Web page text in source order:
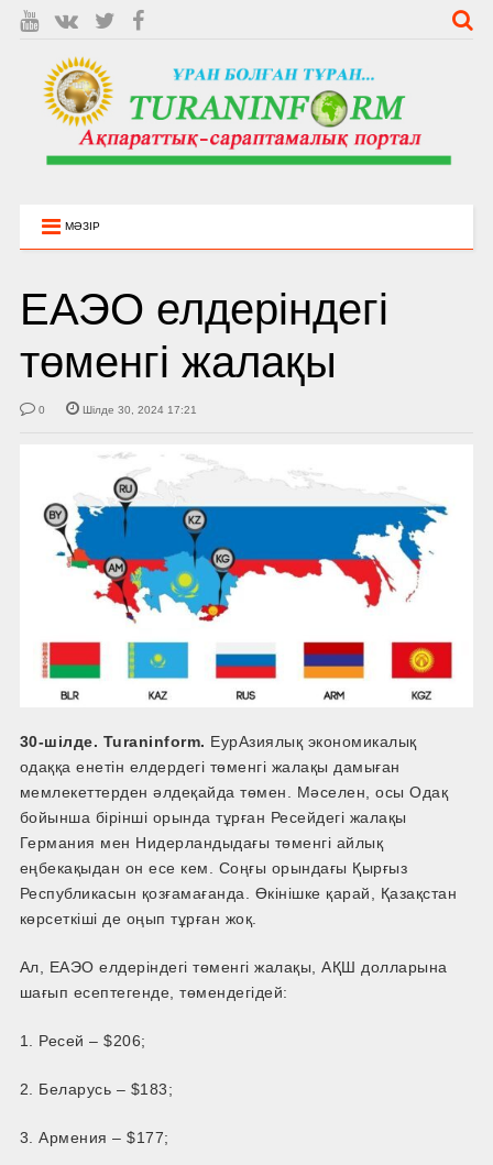
МӘЗІР
ЕАЭО елдеріндегі
төменгі жалақы
0 Шілде 30, 2024 17:21
30-шілде. Turaninform. ЕурАзиялық экономикалық
одаққа енетін елдердегі төменгі жалақы дамыған
мемлекеттерден әлдеқайда төмен. Мәселен, осы Одақ
бойынша бірінші орында тұрған Ресейдегі жалақы
Германия мен Нидерландыдағы төменгі айлық
еңбекақыдан он есе кем. Соңғы орындағы Қырғыз
Республикасын қозғамағанда. Өкінішке қарай, Қазақстан
көрсеткіші де оңып тұрған жоқ.
Ал, ЕАЭО елдеріндегі төменгі жалақы, АҚШ долларына
шағып есептегенде, төмендегідей:
1. Ресей – $206;
2. Беларусь – $183;
3. Армения – $177;